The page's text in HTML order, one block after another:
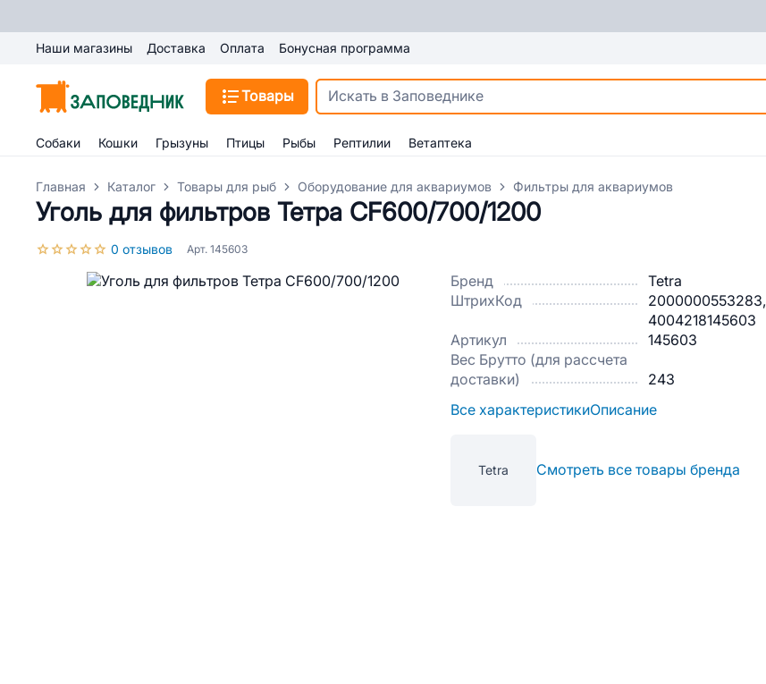
Наши магазины Доставка Оплата Бонусная программа
Товары
Собаки Кошки Грызуны Птицы Рыбы Рептилии Ветаптека
Главная Каталог Товары для рыб Оборудование для аквариумов Фильтры для аквариумов
Уголь для фильтров Тетра CF600/700/1200
0 отзывов Арт. 145603
Бренд
Tetra
ШтрихКод
2000000553283,
4004218145603
Артикул
145603
Вес Брутто (для рассчета
доставки)
243
Все характеристикиОписание
Tetra Смотреть все товары бренда